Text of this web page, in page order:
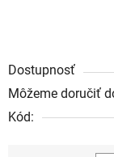
Dostupnosť
Môžeme doručiť
Kód: